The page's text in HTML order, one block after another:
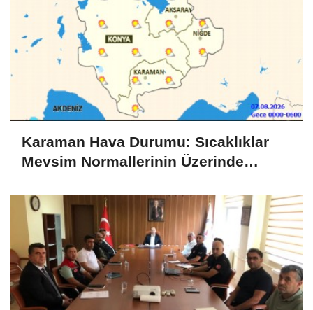
Karaman Hava Durumu: Sıcaklıklar
Mevsim Normallerinin Üzerinde